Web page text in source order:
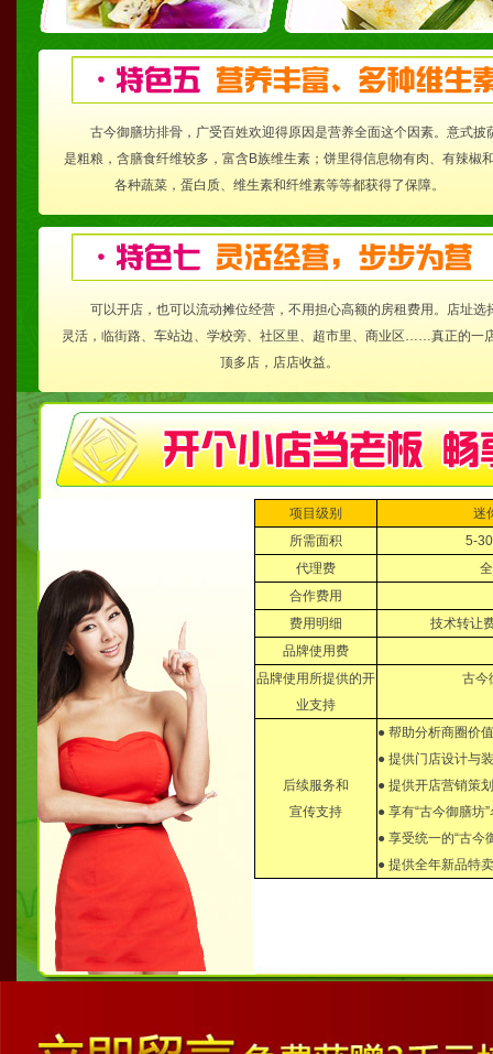
古今御膳坊排骨，广受百姓欢迎得原因是营养全面这个因素。意式披
是粗粮，含膳食纤维较多，富含B族维生素；饼里得信息物有肉、有辣椒
各种蔬菜，蛋白质、维生素和纤维素等等都获得了保障。
可以开店，也可以流动摊位经营，不用担心高额的房租费用。店址选
灵活，临街路、车站边、学校旁、社区里、超市里、商业区……真正的一
顶多店，店店收益。
项目级别
迷
所需面积
5-
代理费
合作费用
费用明细
技术转让
品牌使用费
品牌使用所提供的开
业支持
古今
后续服务和
宣传支持
● 帮助分析商圈价
● 提供门店设计与
● 提供开店营销策
● 享有“古今御膳坊
● 享受统一的“古今
● 提供全年新品特